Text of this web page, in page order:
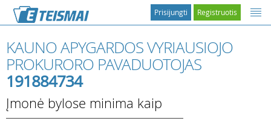
Registruotis
Prisijungti
KAUNO APYGARDOS VYRIAUSIOJO
PROKURORO PAVADUOTOJAS
191884734
Įmonė bylose minima kaip